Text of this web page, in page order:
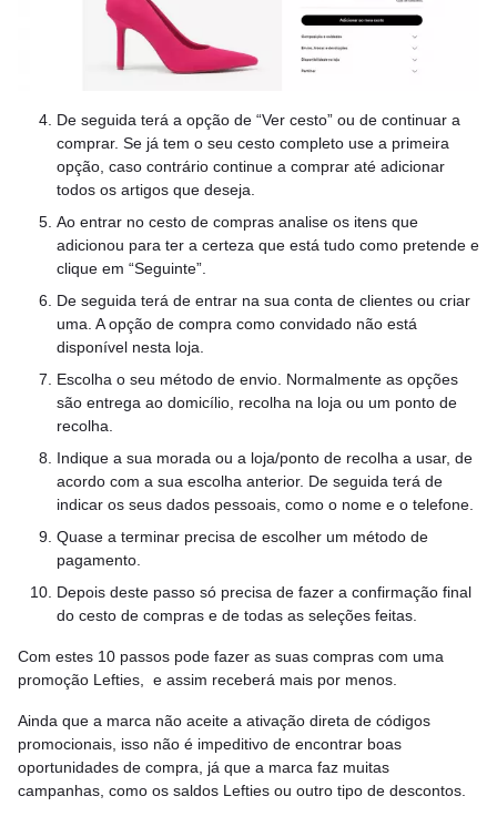
De seguida terá a opção de “Ver cesto” ou de continuar a
comprar. Se já tem o seu cesto completo use a primeira
opção, caso contrário continue a comprar até adicionar
todos os artigos que deseja.
Ao entrar no cesto de compras analise os itens que
adicionou para ter a certeza que está tudo como pretende e
clique em “Seguinte”.
De seguida terá de entrar na sua conta de clientes ou criar
uma. A opção de compra como convidado não está
disponível nesta loja.
Escolha o seu método de envio. Normalmente as opções
são entrega ao domicílio, recolha na loja ou um ponto de
recolha.
Indique a sua morada ou a loja/ponto de recolha a usar, de
acordo com a sua escolha anterior. De seguida terá de
indicar os seus dados pessoais, como o nome e o telefone.
Quase a terminar precisa de escolher um método de
pagamento.
Depois deste passo só precisa de fazer a confirmação final
do cesto de compras e de todas as seleções feitas.
Com estes 10 passos pode fazer as suas compras com uma
promoção Lefties, e assim receberá mais por menos.
Ainda que a marca não aceite a ativação direta de códigos
promocionais, isso não é impeditivo de encontrar boas
oportunidades de compra, já que a marca faz muitas
campanhas, como os saldos Lefties ou outro tipo de descontos.